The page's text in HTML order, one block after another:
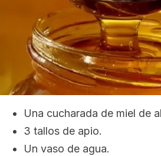
Una cucharada de miel de
3 tallos de apio.
Un vaso de agua.